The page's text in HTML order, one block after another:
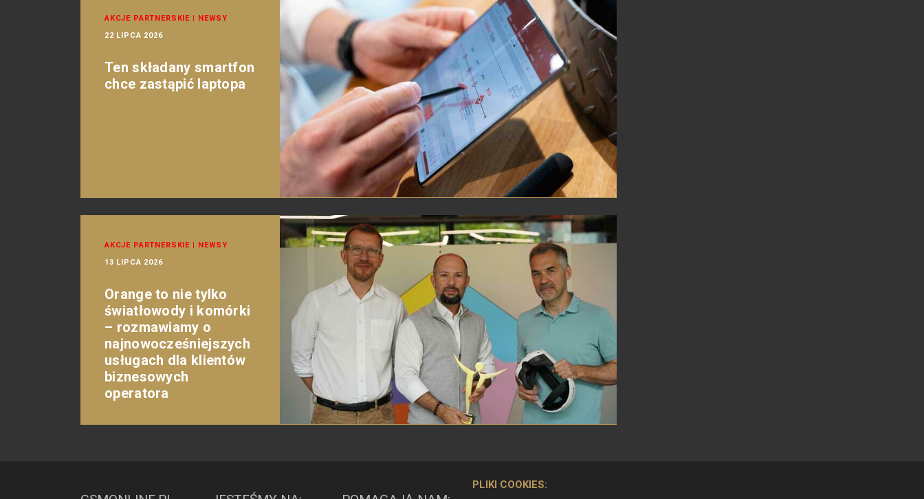
AKCJE PARTNERSKIE | NEWSY
22 LIPCA 2026
Ten składany smartfon
chce zastąpić laptopa
AKCJE PARTNERSKIE | NEWSY
13 LIPCA 2026
Orange to nie tylko
światłowody i komórki
– rozmawiamy o
najnowocześniejszych
usługach dla klientów
biznesowych
operatora
PLIKI COOKIES: